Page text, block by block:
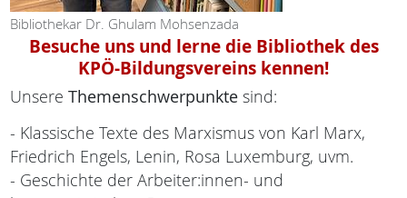
Bibliothekar Dr. Ghulam Mohsenzada
Besuche uns und lerne die Bibliothek des
KPÖ-Bildungsvereins kennen!
Unsere Themenschwerpunkte sind:
- Klassische Texte des Marxismus von Karl Marx,
Friedrich Engels, Lenin, Rosa Luxemburg, uvm.
- Geschichte der Arbeiter:innen- und